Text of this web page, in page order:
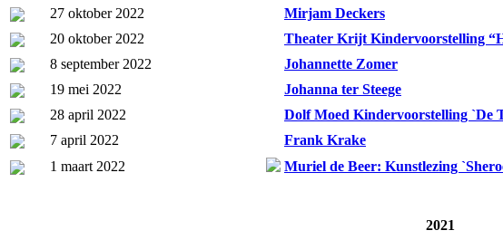
27 oktober 2022
Mirjam Deckers
20 oktober 2022
Theater Krijt Kindervoorstelling
8 september 2022
Johannette Zomer
19 mei 2022
Johanna ter Steege
28 april 2022
Dolf Moed Kindervoorstelling `De
7 april 2022
Frank Krake
1 maart 2022
Muriel de Beer: Kunstlezing
2021